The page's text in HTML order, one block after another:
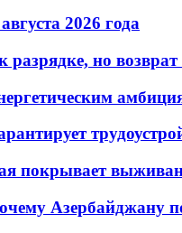
2026 года
но
покрывает
Азербайджану